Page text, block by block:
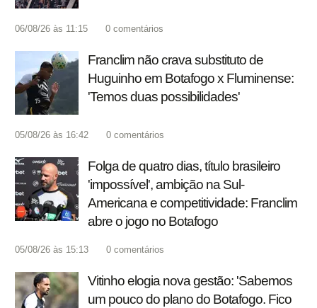
06/08/26 às 11:15 0 comentários
Franclim não crava substituto de
Huguinho em Botafogo x Fluminense:
'Temos duas possibilidades'
05/08/26 às 16:42 0 comentários
Folga de quatro dias, título brasileiro
'impossível', ambição na Sul-
Americana e competitividade: Franclim
abre o jogo no Botafogo
05/08/26 às 15:13 0 comentários
Vitinho elogia nova gestão: 'Sabemos
um pouco do plano do Botafogo. Fico